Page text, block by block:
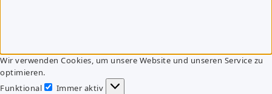
Wir verwenden Cookies, um unsere Website und unseren Service zu
optimieren.
Funktional
Immer aktiv